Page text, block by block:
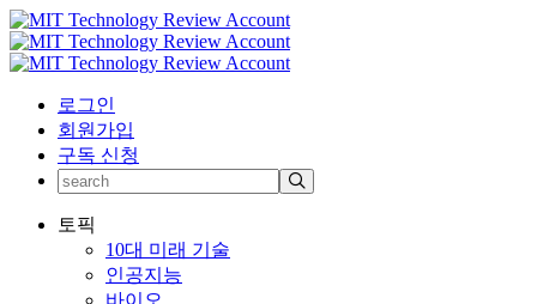
로그인
회원가입
구독 신청
토픽
10대 미래 기술
인공지능
바이오